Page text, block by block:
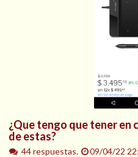
¿Que tengo que tener en
de estas?
44 respuestas.
09/04/22